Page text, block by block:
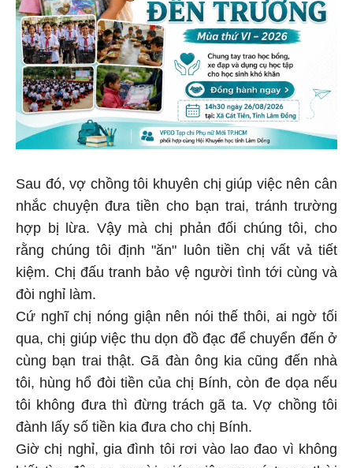
Sau đó, vợ chồng tôi khuyên chị giúp việc nên cân
nhắc chuyện đưa tiền cho bạn trai, tránh trường
hợp bị lừa. Vậy mà chị phản đối chúng tôi, cho
rằng chúng tôi định "ăn" luôn tiền chị vất vả tiết
kiệm. Chị đấu tranh bảo vệ người tình tới cùng và
đòi nghỉ làm.
Cứ nghĩ chị nóng giận nên nói thế thôi, ai ngờ tối
qua, chị giúp việc thu dọn đồ đạc để chuyển đến ở
cùng bạn trai thật. Gã đàn ông kia cũng đến nhà
tôi, hùng hổ đòi tiền của chị Bính, còn đe dọa nếu
tôi không đưa thì đừng trách gã ta. Vợ chồng tôi
đành lấy số tiền kia đưa cho chị Bính.
Giờ chị nghỉ, gia đình tôi rơi vào lao đao vì không